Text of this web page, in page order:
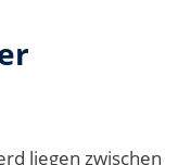
liegen zwischen